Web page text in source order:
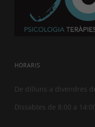
HORARIS
De dilluns a divendres
Dissabtes de 8:00 a